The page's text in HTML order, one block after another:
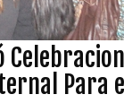
Para